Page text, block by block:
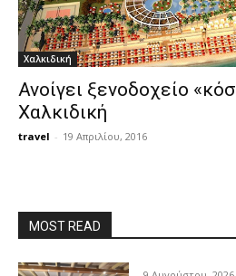
Χαλκιδική
Ανοίγει ξενοδοχείο
Χαλκιδική
travel - 19 Απριλίου, 2016
MOST READ